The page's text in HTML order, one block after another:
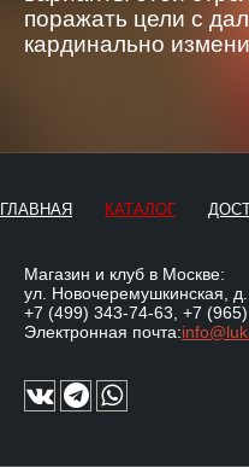
поражать цели с
кардинально
ГЛАВНАЯ КАТАЛОГ
Магазин и клуб в Москве:
ул. Новочеремушкинская,
+7 (499) 343-74-63 +7
Электронная почта: